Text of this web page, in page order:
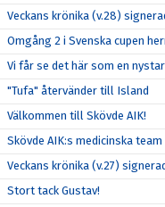
Veckans krönika (v.28)
Omgång 2 i Svenska cupen
Vi får se det här som en
"Tufa" återvänder till Island
Välkommen till Skövde AIK!
Skövde AIK:s medicinska team
Veckans krönika (v.27)
Stort tack Gustav!